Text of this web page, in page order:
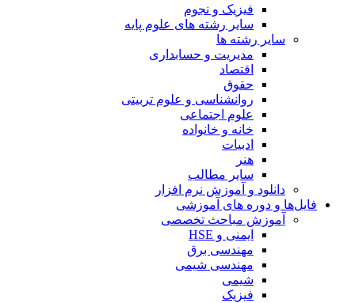
فیزیک و نجوم
سایر رشته های علوم پایه
سایر رشته ها
مدیریت و حسابداری
اقتصاد
حقوق
روانشناسی و علوم تربیتی
علوم اجتماعی
خانه و خانواده
ادبیات
هنر
سایر مطالب
دانلود و آموزش نرم افزار
فایل‌ها و دوره های آموزشی
آموزش مباحث تخصصی
ایمنی و HSE
مهندسی برق
مهندسی شیمی
شیمی
فیزیک